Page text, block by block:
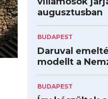
augusztusban
BUDAPEST
Daruval
modellt a
BUDAPEST